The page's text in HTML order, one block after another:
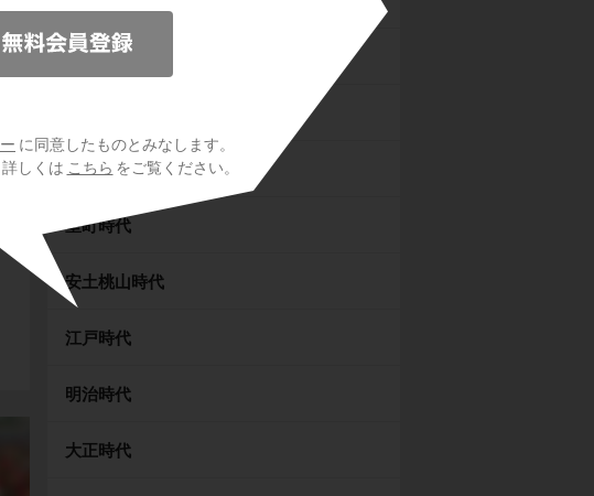
に同意したものとみなします。
しくは こちら をご覧ください。
飛鳥時代
鎌倉時代
室町時代
安土桃山時代
江戸時代
明治時代
大正時代